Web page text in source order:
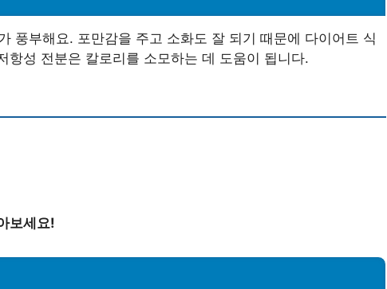
풍부해요. 포만감을 주고 소화도 잘 되기 때문에 다이어트 식
항성 전분은 칼로리를 소모하는 데 도움이 됩니다.
보세요!